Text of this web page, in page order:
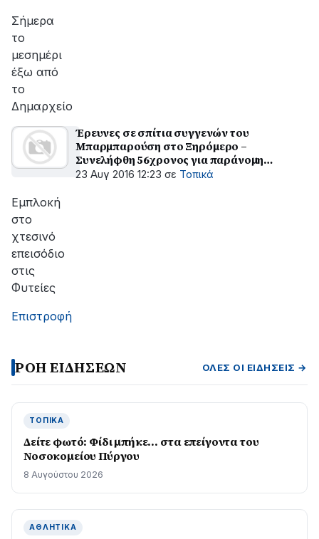
Σήμερα
το
μεσημέρι
έξω από
το
Δημαρχείο
Έρευνες σε σπίτια συγγενών του
Μπαρμπαρούση στο Ξηρόμερο –
Συνελήφθη 56χρονος για παράνομη
οπλοκατοχή
23 Αυγ 2016 12:23 σε Τοπικά
Εμπλοκή
στο
χτεσινό
επεισόδιο
στις
Φυτείες
Επιστροφή
ΡΟΗ ΕΙΔΗΣΕΩΝ ΌΛΕΣ ΟΙ ΕΙΔΉΣΕΙΣ →
ΤΟΠΙΚΆ
Δείτε φωτό: Φίδι μπήκε… στα επείγοντα του
Νοσοκομείου Πύργου
8 Αυγούστου 2026
ΑΘΛΗΤΙΚΆ